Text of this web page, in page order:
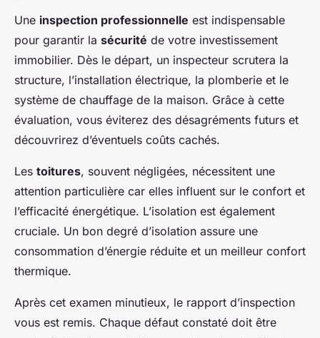
Une inspection professionnelle est indispensable
pour garantir la sécurité de votre investissement
immobilier. Dès le départ, un inspecteur scrutera la
structure, l’installation électrique, la plomberie et le
système de chauffage de la maison. Grâce à cette
évaluation, vous éviterez des désagréments futurs et
découvrirez d’éventuels coûts cachés.
Les toitures, souvent négligées, nécessitent une
attention particulière car elles influent sur le confort et
l’efficacité énergétique. L’isolation est également
cruciale. Un bon degré d’isolation assure une
consommation d’énergie réduite et un meilleur confort
thermique.
Après cet examen minutieux, le rapport d’inspection
vous est remis. Chaque défaut constaté doit être